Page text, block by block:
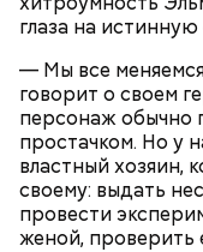
глаза на
— Мы все
говорит о своем
персонаж обычно
простачком. Но у
властный хозяин,
своему: выдать
провести
женой, проверить
хорошо, потому
помнить, что
увлекаться, так
сахарным
подчеркнула